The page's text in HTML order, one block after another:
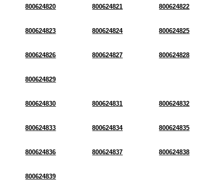
800624820 800624821 800624822
800624823 800624824 800624825
800624826 800624827 800624828
800624829
800624830 800624831 800624832
800624833 800624834 800624835
800624836 800624837 800624838
800624839